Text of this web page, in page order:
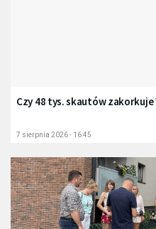
Czy 48 tys. skautów zakorkuje
7 sierpnia 2026 - 16:45